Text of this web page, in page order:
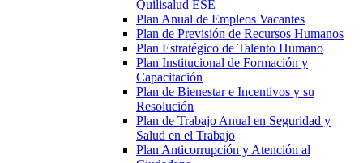
Quilisalud ESE
Plan Anual de Empleos Vacantes
Plan de Previsión de Recursos Humanos
Plan Estratégico de Talento Humano
Plan Institucional de Formación y
Capacitación
Plan de Bienestar e Incentivos y su
Resolución
Plan de Trabajo Anual en Seguridad y
Salud en el Trabajo
Plan Anticorrupción y Atención al